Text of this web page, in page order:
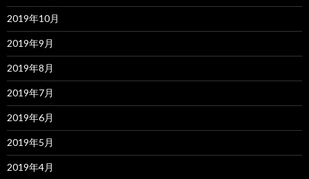
2019年10月
2019年9月
2019年8月
2019年7月
2019年6月
2019年5月
2019年4月